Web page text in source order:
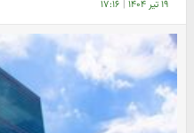
۱۹ تیر ۱۴۰۴ | ۱۷:۱۶